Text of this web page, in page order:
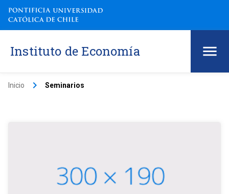
Instituto de Economía
Inicio keyboard_arrow_right Seminarios